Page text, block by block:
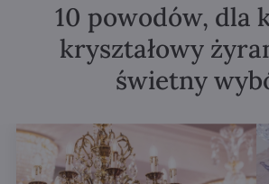
10 powodów, dla
kryształowy
świetny